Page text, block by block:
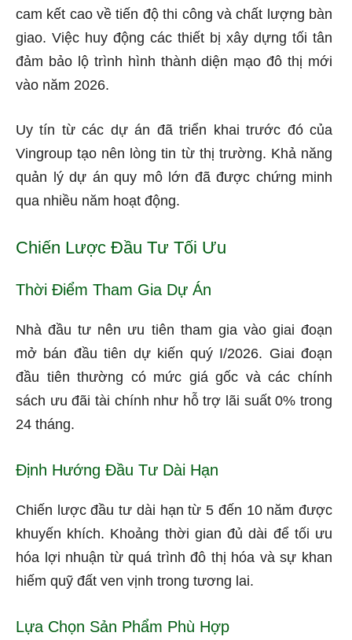
cam kết cao về tiến độ thi công và chất lượng bàn
giao. Việc huy động các thiết bị xây dựng tối tân
đảm bảo lộ trình hình thành diện mạo đô thị mới
vào năm 2026.
Uy tín từ các dự án đã triển khai trước đó của
Vingroup tạo nên lòng tin từ thị trường. Khả năng
quản lý dự án quy mô lớn đã được chứng minh
qua nhiều năm hoạt động.
Chiến Lược Đầu Tư Tối Ưu
Thời Điểm Tham Gia Dự Án
Nhà đầu tư nên ưu tiên tham gia vào giai đoạn
mở bán đầu tiên dự kiến quý I/2026. Giai đoạn
đầu tiên thường có mức giá gốc và các chính
sách ưu đãi tài chính như hỗ trợ lãi suất 0% trong
24 tháng.
Định Hướng Đầu Tư Dài Hạn
Chiến lược đầu tư dài hạn từ 5 đến 10 năm được
khuyến khích. Khoảng thời gian đủ dài để tối ưu
hóa lợi nhuận từ quá trình đô thị hóa và sự khan
hiếm quỹ đất ven vịnh trong tương lai.
Lựa Chọn Sản Phẩm Phù Hợp